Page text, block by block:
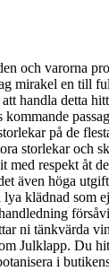
varorna
mirakel en
handla detta
på de
storlekar
respekt
även höga
klädnad
ni tänkvärda
Julklapp. Du
i